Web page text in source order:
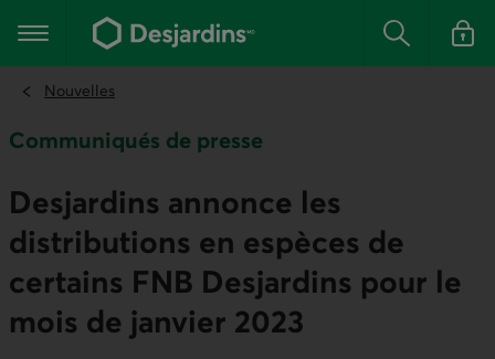
contenu
Menu principal Rechercher
Se
Nouvelles
Communiqués de presse
Desjardins annonce les
distributions en espèces de
certains FNB Desjardins pour le
mois de janvier 2023